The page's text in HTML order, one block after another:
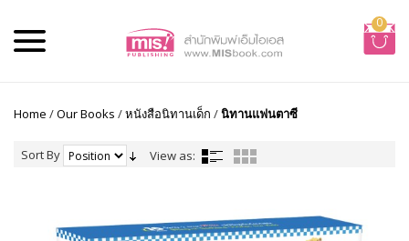
0
Home /Our Books /หนังสือนิทานเด็ก /นิทานแฟนตาซี
Sort By View as: